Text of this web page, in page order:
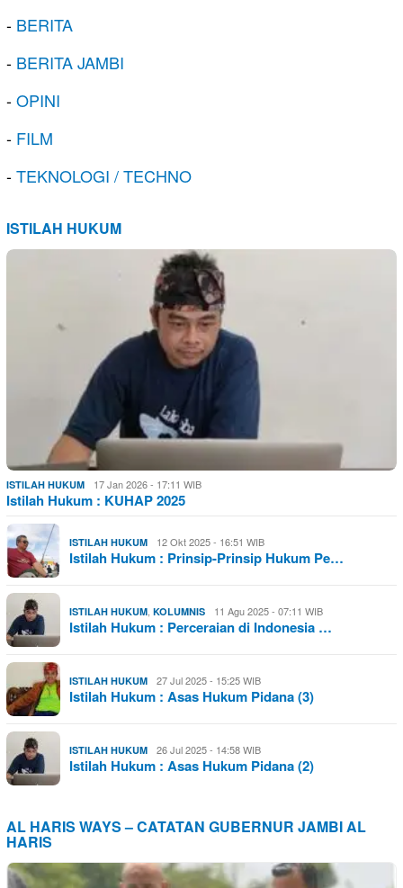
- BERITA
- BERITA JAMBI
-OPINI
- FILM
-TEKNOLOGI / TECHNO
ISTILAH HUKUM
ISTILAH HUKUM 17 Jan 2026 - 17:11 WIB
Istilah Hukum : KUHAP 2025
ISTILAH HUKUM 12 Okt 2025 - 16:51 WIB
Istilah Hukum : Prinsip-Prinsip Hukum Pe…
ISTILAH HUKUM KOLUMNIS 11 Agu 2025 - 07:11 WIB
Istilah Hukum : Perceraian di Indonesia …
ISTILAH HUKUM 27 Jul 2025 - 15:25 WIB
Istilah Hukum : Asas Hukum Pidana (3)
ISTILAH HUKUM 26 Jul 2025 - 14:58 WIB
Istilah Hukum : Asas Hukum Pidana (2)
AL HARIS WAYS – CATATAN GUBERNUR JAMBI AL
HARIS